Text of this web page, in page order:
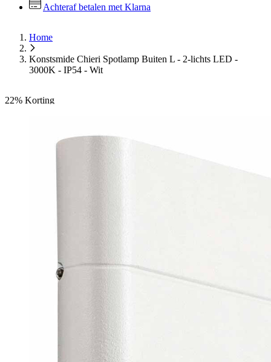
Achteraf betalen met Klarna
Home
Konstsmide Chieri Spotlamp Buiten L - 2-lichts LED -
3000K - IP54 - Wit
22% Korting